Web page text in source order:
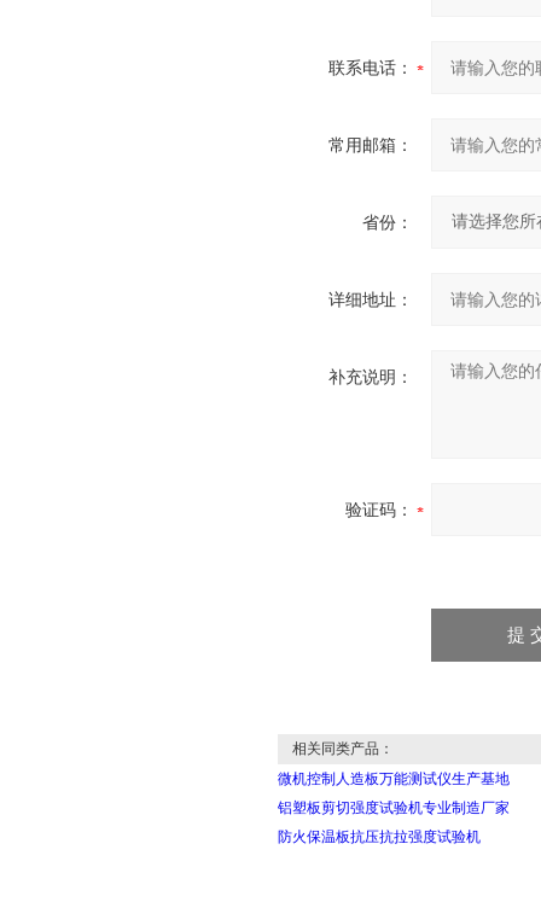
联系电话：
常用邮箱：
省份：
详细地址：
补充说明：
验证码：
相关同类产品：
微机控制人造板万能测试仪生产基地
铝塑板剪切强度试验机专业制造厂家
防火保温板抗压抗拉强度试验机